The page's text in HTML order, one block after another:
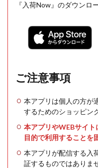
『入荷Now』のダウンロ
ご注意事項
本アプリは個人の方が
するためのショッピン
本アプリやWEBサイ
目的で利用することを
本アプリが配信する入
証するものではありま